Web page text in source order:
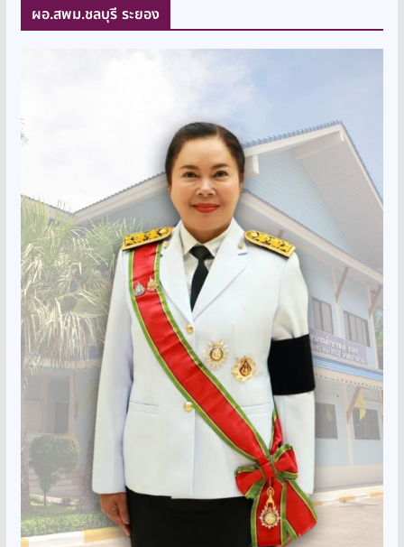
ผอ.สพม.ชลบุรี ระยอง